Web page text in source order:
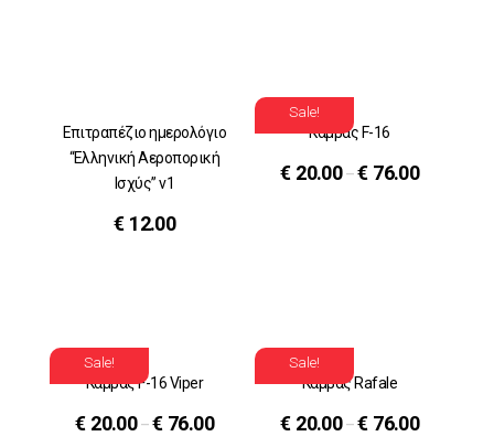
Επιτραπέζιο ημερολόγιο
“Ελληνική Αεροπορική
Ισχύς” v1
€ 12.00
Sale!
Καμβάς F-16
€ 20.00–€ 76.00
Sale!
Καμβάς F-16 Viper
€ 20.00–€ 76.00
Sale!
Καμβάς Rafale
€ 20.00–€ 76.00